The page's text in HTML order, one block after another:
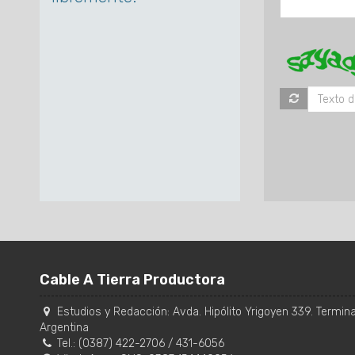
Cable A Tierra Productora
Estudios y Redacción: Avda. Hipólito Yrigoyen 339.
Argentina
Tel.: (0387) 422-2706 / 431-6056